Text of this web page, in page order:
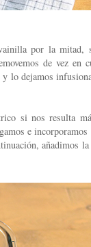
por la mitad,
de vez en
lo dejamos
si nos resulta
e incorporamos
añadimos